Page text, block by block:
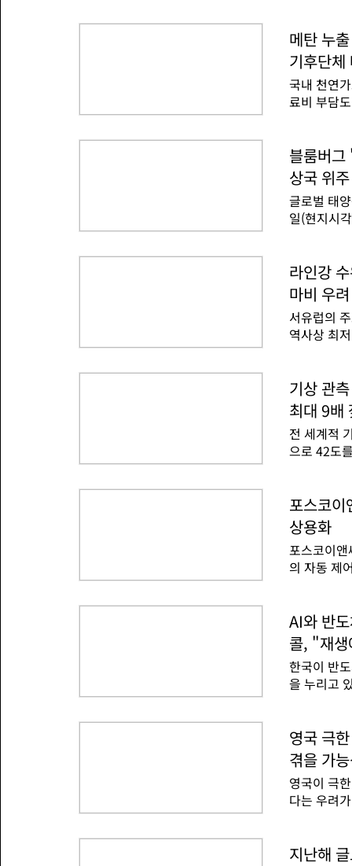
빼앗아갈
대상이 된
를 두고 조
에 부담이
완성차 기
날부터 오
가 발표했
이 감소해
일 기준 헝
지 낮아졌
도는 수준
메탄 누
기후단체
국내 천연
료비 부담
조 효과를
탄 배출,
발간했다.
(탐사와 시
톤에 달하
하면 서울
은 누출된
격으로 환
것이나 다
블룸버
상국 위
글로벌 태
일(현지시
다. 2022년
3TW로 상
글로벌 태
블룸버그
국은 2020
상 태양광
42개국과
들은 파키
었다.블
라인강
마비 우
서유럽의
역사상 최
했다.1880
하락으로
있다.이에
들의 운송
라인강을
기업 DB카
사들과 지
기상 관
최대 9배
전 세계적
으로 42도
시각) 버지
난 15년 동
다 많았다'
많이 발생
는 폭염이
상기구
상기구의
산업화 이
포스코
상용화
포스코이
의 자동 제
구소와 체
위 냉난방
설사 최초
조건을 종
도를 올리
능을 검증
의 냉방 에
유지해 더
다.에코 세
AI와 반
콜, "재
한국이 반
을 누리고
체 글로벌
도움이 될
광 및 해상
거를 제시
력 발전량
력 수요 증
영국 극
겪을 가
영국이 극
다는 우려
지역에서
지난해